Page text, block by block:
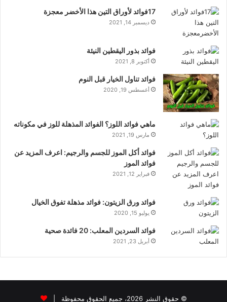
17فوائد لأوراق التين هذا الأخضر معجزة
ديسمبر 14, 2021
فوائد بذور اليقطين النيئة
أكتوبر 8, 2021
فوائد تناول الخيار قبل النوم
أغسطس 19, 2020
ماهي فوائد اللوز؟ الفوائد المذهلة للوز في مكوناته
مارس 19, 2021
فوائد أكل الموز للجسم والرجيم: اعرف المزيد عن
فوائد الموز
فبراير 12, 2021
فوائد ورق الزيتون: فوائد مذهلة تفوق الخيال
يوليو 15, 2020
فوائد السردين المعلب: 20 فائدة صحية
أبريل 23, 2021
© حقوق النشر 2026، جميع الحقوق محفوظة |